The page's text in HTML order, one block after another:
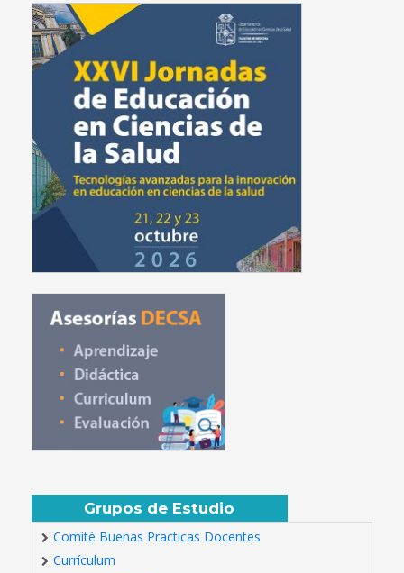
Grupos de Estudio
Comité Buenas Practicas Docentes
Currículum